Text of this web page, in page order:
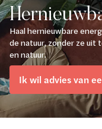
Haal hernieuwbare
de natuur, zonder ze uit
en natuur.
Ik wil advies van